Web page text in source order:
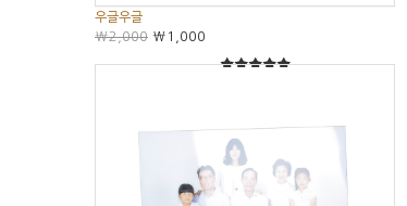
우글우글
₩2,000 ₩1,000